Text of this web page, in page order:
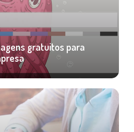
gratuitos para